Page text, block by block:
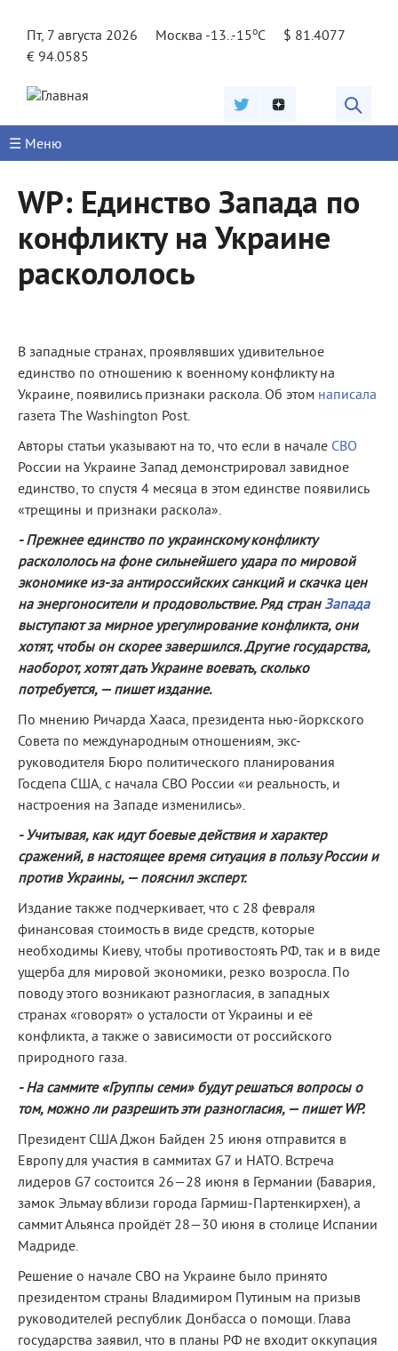
Пт, 7 августа 2026
Москва -13..-15oC
$ 81.4077
€ 94.0585
☰ Меню
WP: Единство Запада по
конфликту на Украине
раскололось
В западные странах, проявлявших удивительное
единство по отношению к военному конфликту на
Украине, появились признаки раскола. Об этом написала
газета The Washington Post.
Авторы статьи указывают на то, что если в начале СВО
России на Украине Запад демонстрировал завидное
единство, то спустя 4 месяца в этом единстве появились
«трещины и признаки раскола».
- Прежнее единство по украинскому конфликту
раскололось на фоне сильнейшего удара по мировой
экономике из-за антироссийских санкций и скачка цен
на энергоносители и продовольствие. Ряд странЗапада
выступают за мирное урегулирование конфликта, они
хотят, чтобы он скорее завершился. Другие государства,
наоборот, хотят дать Украине воевать, сколько
потребуется, — пишет издание.
По мнению Ричарда Хааса, президента нью-йоркского
Совета по международным отношениям, экс-
руководителя Бюро политического планирования
Госдепа США, с начала СВО России «и реальность, и
настроения на Западе изменились».
- Учитывая, как идут боевые действия и характер
сражений, в настоящее время ситуация в пользу России и
против Украины, — пояснил эксперт.
Издание также подчеркивает, что с 28 февраля
финансовая стоимость в виде средств, которые
необходимы Киеву, чтобы противостоять РФ, так и в виде
ущерба для мировой экономики, резко возросла. По
поводу этого возникают разногласия, в западных
странах «говорят» о усталости от Украины и её
конфликта, а также о зависимости от российского
природного газа.
- На саммите «Группы семи» будут решаться вопросы о
том, можно ли разрешить эти разногласия, — пишет WP.
Президент США Джон Байден 25 июня отправится в
Европу для участия в саммитах G7 и НАТО. Встреча
лидеров G7 состоится 26—28 июня в Германии (Бавария,
замок Эльмау вблизи города Гармиш-Партенкирхен), а
саммит Альянса пройдёт 28—30 июня в столице Испании
Мадриде.
Решение о начале СВО на Украине было принято
президентом страны Владимиром Путиным на призыв
руководителей республик Донбасса о помощи. Глава
государства заявил, что в планы РФ не входит оккупация